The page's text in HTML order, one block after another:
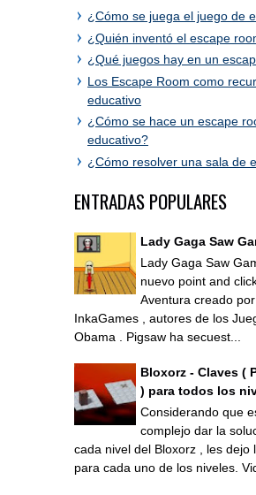
¿Cómo se juega el juego de
¿Quién inventó el escape
¿Qué juegos hay en un
Los Escape Room como
educativo
¿Cómo se hace un escape
educativo?
¿Cómo resolver una sala de
ENTRADAS POPULARES
Lady Gaga Saw
Lady Gaga Saw
nuevo point and
Aventura creado por
InkaGames , autores de los
Obama . Pigsaw ha secuest...
Bloxorz - Claves (
) para todos los
Considerando que
complejo dar la
cada nivel del Bloxorz , les dejo
para cada uno de los niveles.